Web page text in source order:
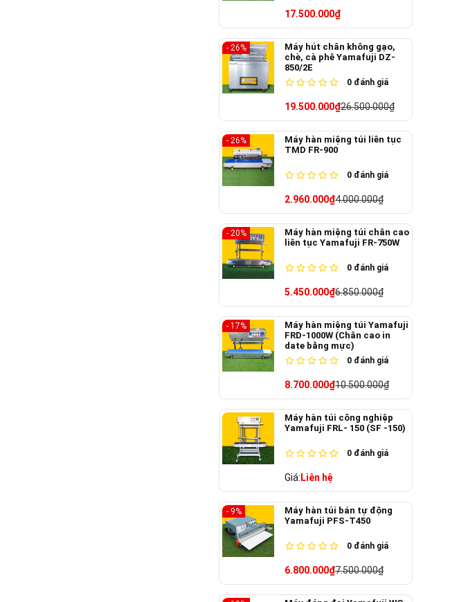
17.500.000₫
- 26%
Máy hút chân không gạo,
chè, cà phê Yamafuji DZ-
850/2E
0 đánh giá
19.500.000₫26.500.000₫
- 26%
Máy hàn miệng túi liên tục
TMD FR-900
0 đánh giá
2.960.000₫4.000.000₫
- 20%
Máy hàn miệng túi chân cao
liên tục Yamafuji FR-750W
0 đánh giá
5.450.000₫6.850.000₫
- 17%
Máy hàn miệng túi Yamafuji
FRD-1000W (Chân cao in
date bằng mực)
0 đánh giá
8.700.000₫10.500.000₫
Máy hàn túi công nghiệp
Yamafuji FRL- 150 (SF -150)
0 đánh giá
Giá: Liên hệ
- 9%
Máy hàn túi bán tự động
Yamafuji PFS-T450
0 đánh giá
6.800.000₫7.500.000₫